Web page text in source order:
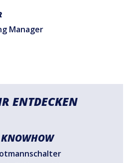
Manager
ENTDECKEN
KNOWHOW